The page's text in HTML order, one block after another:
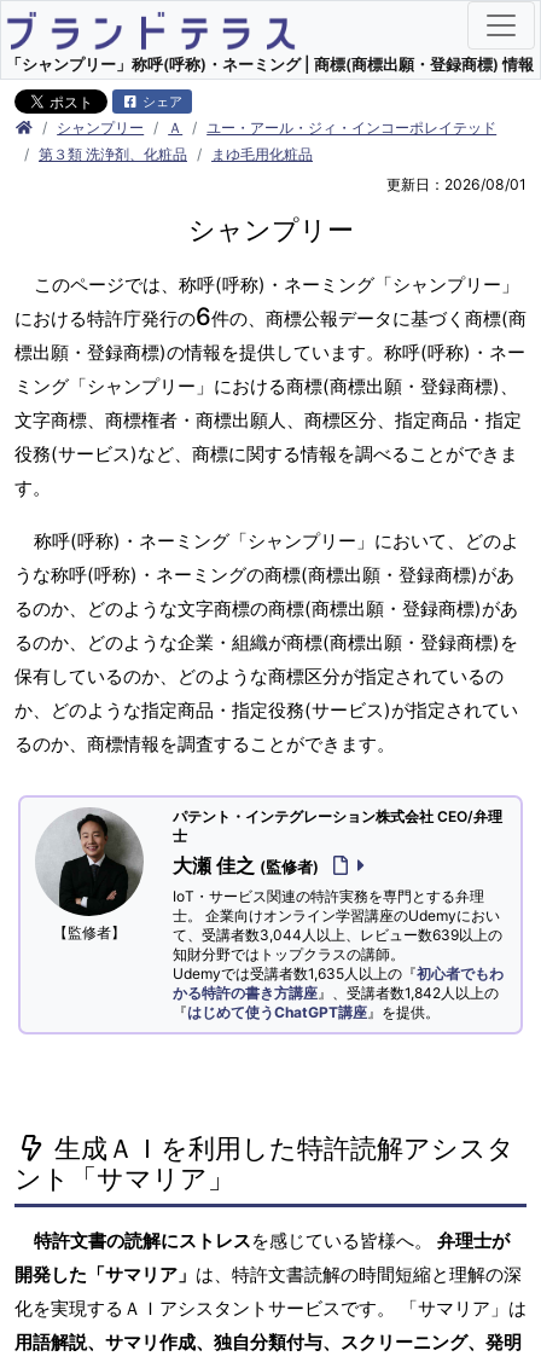
「シャンプリー」称呼(呼称)・ネーミング | 商標(商標出願・登録商標) 情報
シェア
シャンプリー Ａ
ユー・アール・ジィ・インコーポレイテッド
第３類 洗浄剤、化粧品
まゆ毛用化粧品
更新日：2026/08/01
シャンプリー
このページでは、称呼(呼称)・ネーミング「シャンプリー」
における特許庁発行の6件の、商標公報データに基づく商標(商
標出願・登録商標)の情報を提供しています。称呼(呼称)・ネー
ミング「シャンプリー」における商標(商標出願・登録商標)、
文字商標、商標権者・商標出願人、商標区分、指定商品・指定
役務(サービス)など、商標に関する情報を調べることができま
す。
称呼(呼称)・ネーミング「シャンプリー」において、どのよ
うな称呼(呼称)・ネーミングの商標(商標出願・登録商標)があ
るのか、どのような文字商標の商標(商標出願・登録商標)があ
るのか、どのような企業・組織が商標(商標出願・登録商標)を
保有しているのか、どのような商標区分が指定されているの
か、どのような指定商品・指定役務(サービス)が指定されてい
るのか、商標情報を調査することができます。
【監修者】
パテント・インテグレーション株式会社 CEO/弁理
士
大瀬 佳之 (監修者)
IoT・サービス関連の特許実務を専門とする弁理
士。 企業向けオンライン学習講座のUdemyにおい
て、受講者数3,044人以上、レビュー数639以上の
知財分野ではトップクラスの講師。
Udemyでは受講者数1,635人以上の『初心者でもわ
かる特許の書き方講座 』、受講者数1,842人以上の
『はじめて使うChatGPT講座 』を提供。
生成ＡＩを利用した特許読解アシスタ
ント「サマリア」
特許文書の読解にストレスを感じている皆様へ。 弁理士が
開発した「サマリア」 は、特許文書読解の時間短縮と理解の深
化を実現するＡＩアシスタントサービスです。 「サマリア」は
用語解説、サマリ作成、独自分類付与、スクリーニング、発明